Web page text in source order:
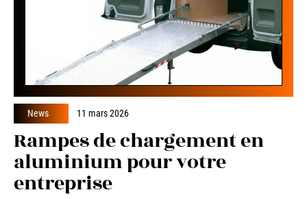
News 11 mars 2026
Rampes de chargement en
aluminium pour votre
entreprise